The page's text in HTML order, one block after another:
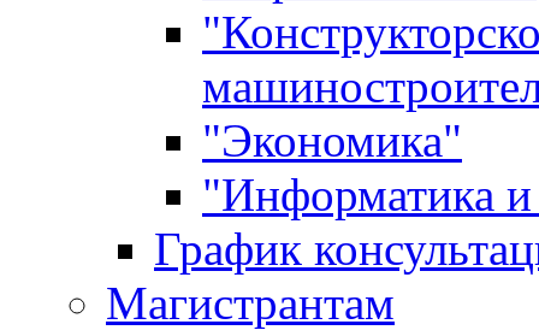
"Экономика"
"Информатика и
График
Магистрантам